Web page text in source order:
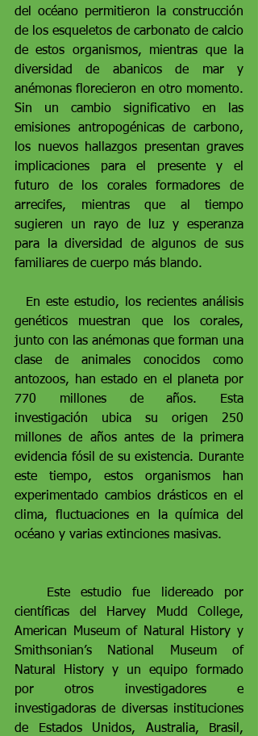
del océano permitieron la construcción
de los esqueletos de carbonato de calcio
de estos organismos, mientras que la
diversidad de abanicos de mar y
anémonas florecieron en otro momento.
Sin un cambio significativo en las
emisiones antropogénicas de carbono,
los nuevos hallazgos presentan graves
implicaciones para el presente y el
futuro de los corales formadores de
arrecifes, mientras que al tiempo
sugieren un rayo de luz y esperanza
para la diversidad de algunos de sus
familiares de cuerpo más blando.
genéticos muestran que los corales,
junto con las anémonas que forman una
clase de animales conocidos como
antozoos, han estado en el planeta por
770 millones de años. Esta
investigación ubica su origen 250
millones de años antes de la primera
evidencia fósil de su existencia. Durante
este tiempo, estos organismos han
experimentado cambios drásticos en el
clima, fluctuaciones en la química del
océano y varias extinciones masivas.
científicas del Harvey Mudd College,
American Museum of Natural History y
Smithsonian’s National Museum of
Natural History y un equipo formado
por otros investigadores e
investigadoras de diversas instituciones
de Estados Unidos, Australia, Brasil,